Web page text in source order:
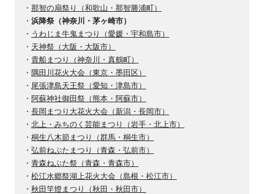
・ 那智の扇祭り（和歌山・那智勝浦町）
・ 浜降祭（神奈川・茅ヶ崎市）
・ うわじま牛鬼まつり（愛媛・宇和島市）
・ 天神祭（大阪・大阪市）
・ 貴船まつり（神奈川・真鶴町）
・ 隅田川花火大会（東京・墨田区）
・ 尾張津島天王祭（愛知・津島市）
・ 阿蘇神社御田祭（熊本・阿蘇市）
・ 長岡まつり大花火大会（新潟・長岡市）
・ 北上・みちのく芸能まつり（岩手・北上市）
・ 桐生八木節まつり（群馬・桐生市）
・ 弘前ねぷたまつり（青森・弘前市）
・ 青森ねぶた祭（青森・青森市）
・ 松江水郷祭湖上花火大会（島根・松江市）
・ 秋田竿燈まつり（秋田・秋田市）